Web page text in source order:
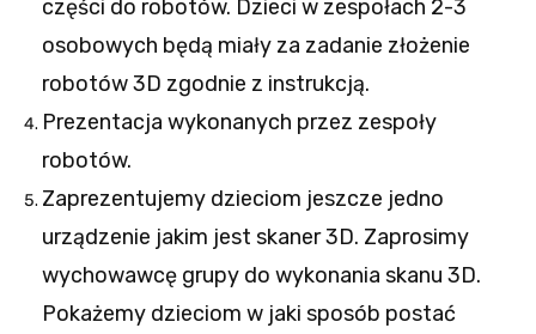
części do robotów. Dzieci w zespołach 2-3
osobowych będą miały za zadanie złożenie
robotów 3D zgodnie z instrukcją.
Prezentacja wykonanych przez zespoły
robotów.
Zaprezentujemy dzieciom jeszcze jedno
urządzenie jakim jest skaner 3D. Zaprosimy
wychowawcę grupy do wykonania skanu 3D.
Pokażemy dzieciom w jaki sposób postać